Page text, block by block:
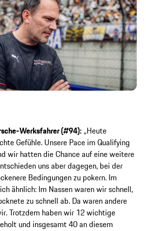
Werksfahrer (#94): „Heute
Gefühle. Unsere Pace im Qualifying
wir hatten die Chance auf eine weitere
uns aber dagegen, bei der
Bedingungen zu pokern. Im
ähnlich: Im Nassen waren wir schnell,
zu schnell ab. Da waren andere
Trotzdem haben wir 12 wichtige
und insgesamt 40 an diesem